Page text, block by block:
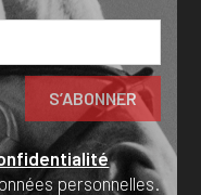
personnelles.